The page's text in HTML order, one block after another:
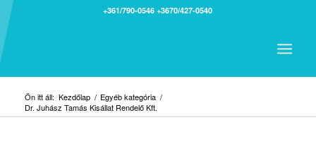
+361/790-0546 +3670/427-0540
Ön itt áll: Kezdőlap / Egyéb kategória /
Dr. Juhász Tamás Kisállat Rendelő Kft.